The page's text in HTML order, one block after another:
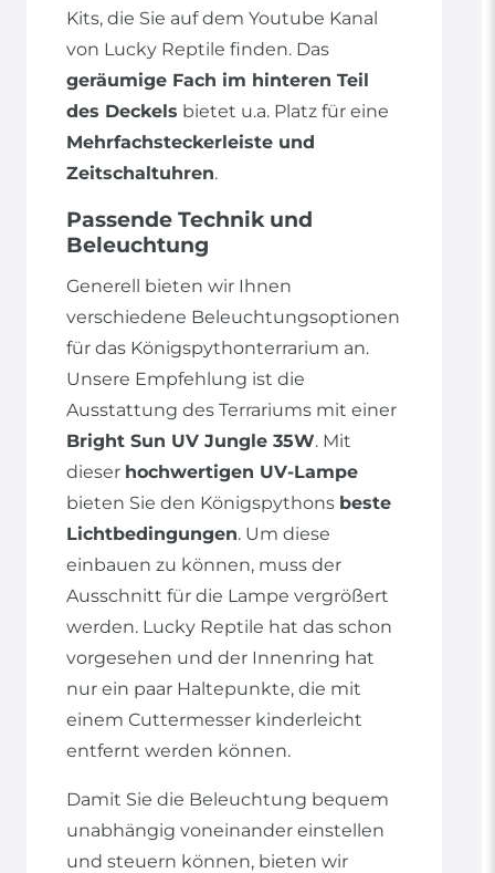
Kits, die Sie auf dem Youtube Kanal
von Lucky Reptile finden. Das
geräumige Fach im hinteren Teil
des Deckels bietet u.a. Platz für eine
Mehrfachsteckerleiste und
Zeitschaltuhren.
Passende Technik und
Beleuchtung
Generell bieten wir Ihnen
verschiedene Beleuchtungsoptionen
für das Königspythonterrarium an.
Unsere Empfehlung ist die
Ausstattung des Terrariums mit einer
Bright Sun UV Jungle 35W. Mit
dieser hochwertigen UV-Lampe
bieten Sie den Königspythons beste
Lichtbedingungen. Um diese
einbauen zu können, muss der
Ausschnitt für die Lampe vergrößert
werden. Lucky Reptile hat das schon
vorgesehen und der Innenring hat
nur ein paar Haltepunkte, die mit
einem Cuttermesser kinderleicht
entfernt werden können.
Damit Sie die Beleuchtung bequem
unabhängig voneinander einstellen
und steuern können, bieten wir